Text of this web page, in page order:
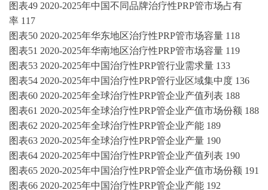
图表49 2020-2025年中国不同品牌治疗性PRP管市场占有
率 117
图表50 2020-2025年华东地区治疗性PRP管市场容量 118
图表51 2020-2025年华南地区治疗性PRP管市场容量 119
图表53 2020-2025年中国治疗性PRP管行业需求量 133
图表54 2020-2025年中国治疗性PRP管行业区域集中度 136
图表60 2020-2025年全球治疗性PRP管企业产值列表 188
图表61 2020-2025年全球治疗性PRP管企业产值市场份额 188
图表62 2020-2025年全球治疗性PRP管企业产能 189
图表63 2020-2025年全球治疗性PRP管企业产量 190
图表64 2020-2025年中国治疗性PRP管企业产值列表 190
图表65 2020-2025年中国治疗性PRP管企业产值市场份额 191
图表66 2020-2025年中国治疗性PRP管企业产能 192